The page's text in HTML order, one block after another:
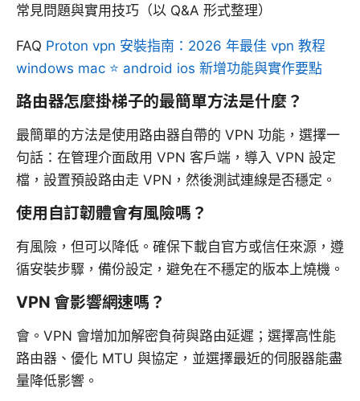
常見問題與實用技巧（以 Q&A 形式整理）
FAQ Proton vpn 安裝指南：2026 年最佳 vpn 教程
windows mac ⭐ android ios 新增功能與實作要點
路由器怎麼掛梯子的最簡單方法是什麼？
最簡單的方法是使用路由器自帶的 VPN 功能，選擇一
句話：在管理介面啟用 VPN 客戶端，導入 VPN 設定
檔，設置預設路由走 VPN，然後測試連線是否穩定。
使用自訂韌體會有風險嗎？
有風險，但可以降低。確保下載自官方或信任來源，遵
循安裝步驟，備份設定，避免在不穩定的版本上燒機。
VPN 會影響網速嗎？
會。VPN 會增加加解密負荷與路由延遲；選擇高性能
路由器、優化 MTU 與協定，並選擇最近的伺服器能盡
量降低影響。